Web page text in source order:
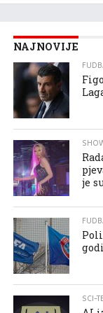
NAJNOVIJE
je
SCI-